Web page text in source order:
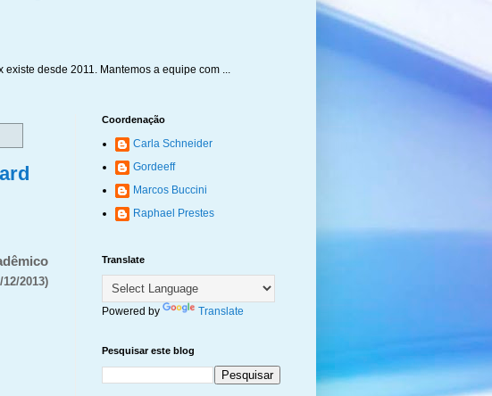
desde 2011. Mantemos a equipe com ...
2013)
Coordenação
Carla Schneider
Gordeeff
Marcos Buccini
Raphael Prestes
Translate
Powered by Translate
Pesquisar este blog